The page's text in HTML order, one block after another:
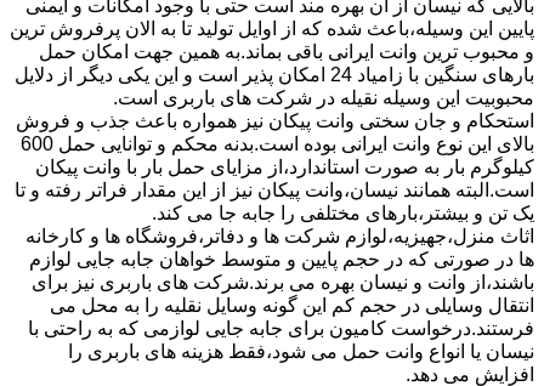
بالایی که نیسان از آن بهره مند است حتی با وجود امکانات و ایمنی
پایین این وسیله،باعث شده که از اوایل تولید تا به الان پرفروش ترین
و محبوب ترین وانت ایرانی باقی بماند.به همین جهت امکان حمل
بارهای سنگین با زامیاد 24 امکان پذیر است و این یکی دیگر از دلایل
محبوبیت این وسیله نقیله در شرکت های باربری است.
استحکام و جان سختی وانت پیکان نیز همواره باعث جذب و فروش
بالای این نوع وانت ایرانی بوده است.بدنه محکم و توانایی حمل 600
کیلوگرم بار به صورت استاندارد،از مزایای حمل بار با وانت پیکان
است.البته همانند نیسان،وانت پیکان نیز از این مقدار فراتر رفته و تا
یک تن و بیشتر،بارهای مختلفی را جابه جا می کند.
اثاث منزل،جهیزیه،لوازم شرکت ها و دفاتر،فروشگاه ها و کارخانه
ها در صورتی که در حجم پایین و متوسط خواهان جابه جایی لوازم
باشند،از وانت و نیسان بهره می برند.شرکت های باربری نیز برای
انتقال وسایلی در حجم کم این گونه وسایل نقلیه را به محل می
فرستند.درخواست کامیون برای جابه جایی لوازمی که به راحتی با
نیسان یا انواع وانت حمل می شود،فقط هزینه های باربری را
افزایش می دهد.